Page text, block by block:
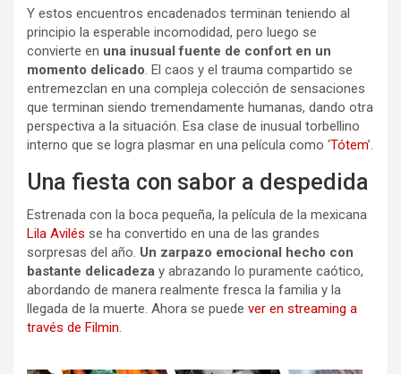
Y estos encuentros encadenados terminan teniendo al
principio la esperable incomodidad, pero luego se
convierte en una inusual fuente de confort en un
momento delicado. El caos y el trauma compartido se
entremezclan en una compleja colección de sensaciones
que terminan siendo tremendamente humanas, dando otra
perspectiva a la situación. Esa clase de inusual torbellino
interno que se logra plasmar en una película como ‘Tótem’.
Una fiesta con sabor a despedida
Estrenada con la boca pequeña, la película de la mexicana
Lila Avilés se ha convertido en una de las grandes
sorpresas del año. Un zarpazo emocional hecho con
bastante delicadeza y abrazando lo puramente caótico,
abordando de manera realmente fresca la familia y la
llegada de la muerte. Ahora se puede ver en streaming a
través de Filmin.